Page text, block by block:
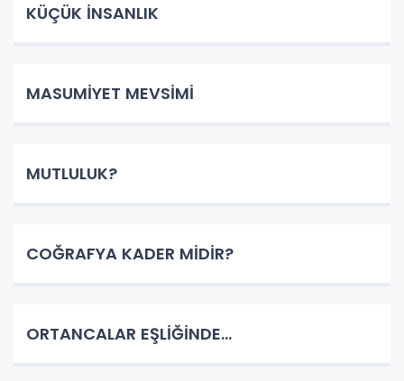
KÜÇÜK İNSANLIK
MASUMİYET MEVSİMİ
MUTLULUK?
COĞRAFYA KADER MİDİR?
ORTANCALAR EŞLİĞİNDE...